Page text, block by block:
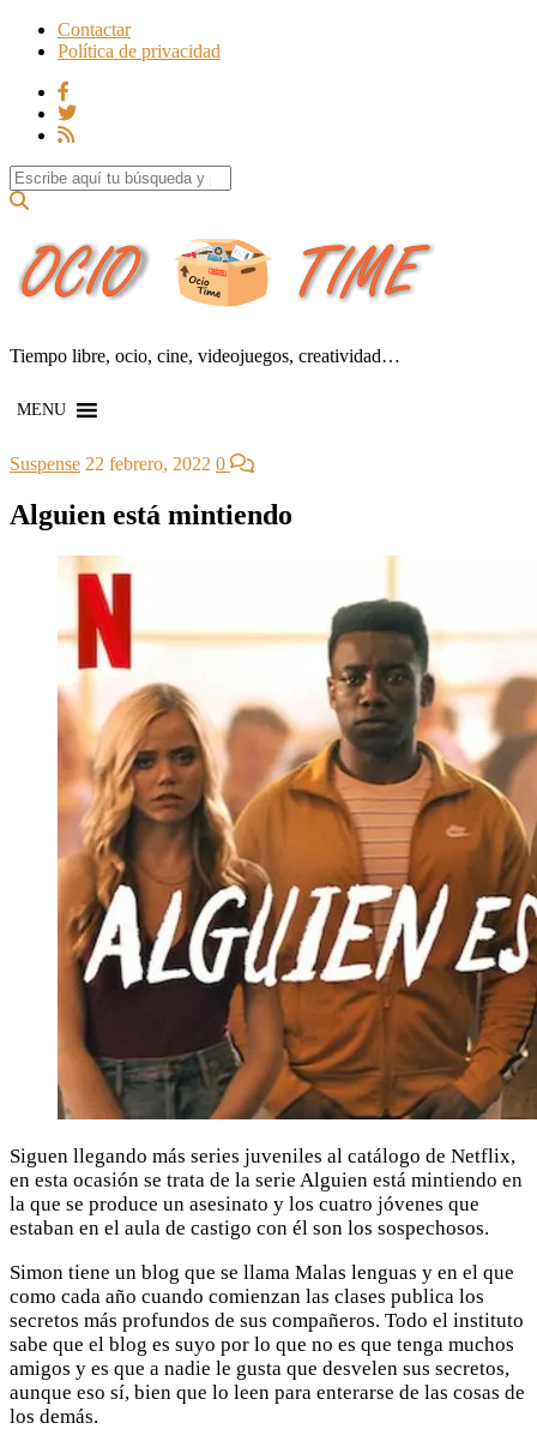
Contactar
Política de privacidad
Search for:
Tiempo libre, ocio, cine, videojuegos, creatividad…
MENU
Suspense 22 febrero, 2022 0
Alguien está mintiendo
Siguen llegando más series juveniles al catálogo de Netflix,
en esta ocasión se trata de la serie Alguien está mintiendo en
la que se produce un asesinato y los cuatro jóvenes que
estaban en el aula de castigo con él son los sospechosos.
Simon tiene un blog que se llama Malas lenguas y en el que
como cada año cuando comienzan las clases publica los
secretos más profundos de sus compañeros. Todo el instituto
sabe que el blog es suyo por lo que no es que tenga muchos
amigos y es que a nadie le gusta que desvelen sus secretos,
aunque eso sí, bien que lo leen para enterarse de las cosas de
los demás.